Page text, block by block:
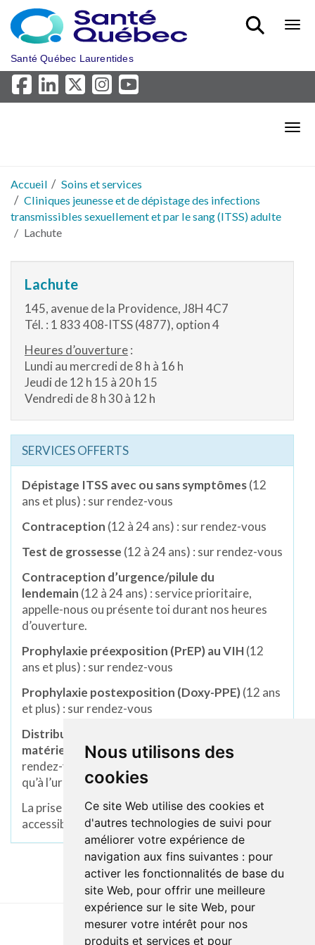
Nous utilisons des
cookies
Ce site Web utilise des cookies et
d'autres technologies de suivi pour
améliorer votre expérience de
navigation aux fins suivantes : pour
activer les fonctionnalités de base du
site Web, pour offrir une meilleure
expérience sur le site Web, pour
mesurer votre intérêt pour nos
produits et services et pour
Aller au menu principal
Santé Québec Laurentides
Accueil
Soins et services
Cliniques jeunesse et de dépistage des infections
transmissibles sexuellement et par le sang (ITSS) adulte
Lachute
Lachute
145, avenue de la Providence, J8H 4C7
Tél. : 1 833 408-ITSS (4877), option 4
Heures d’ouverture:
Lundi au mercredi de 8 h à 16 h
Jeudi de 12 h 15 à 20 h 15
Vendredi de 8 h 30 à 12 h
SERVICES OFFERTS
Dépistage ITSS avec ou sans symptômes(12
ans et plus) : sur rendez-vous
Contraception (12 à 24 ans) : sur rendez-vous
Test de grossesse (12 à 24 ans) : sur rendez-vous
Contraception d’urgence/pilule du
lendemain (12 à 24 ans) : service prioritaire,
appelle-nous ou présente toi durant nos heures
d’ouverture.
Prophylaxie préexposition (PrEP) au VIH(12
ans et plus) : sur rendez-vous
Prophylaxie postexposition (Doxy-PPE)(12 ans
et plus) : sur rendez-vous
Distribution gratuite de condoms ainsi que de
matériel d’injection et d’inhalation: sans
rendez-vous, durant les heures d’ouverture ainsi
qu’à l’urgence de l’hôpital.
La prise de rendez-vous pour certains services est
accessible sur le portail
Clic Santé.
Dernière mise à jour: 21 janvier 2026